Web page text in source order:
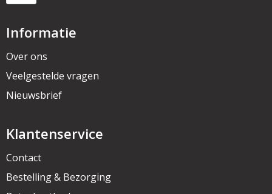
Informatie
Over ons
Veelgestelde vragen
Nieuwsbrief
Klantenservice
Contact
Bestelling & Bezorging